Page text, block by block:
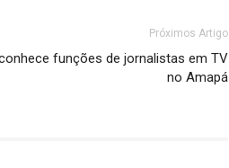
Próximos Artigo
funções de jornalistas em TV
no Amapá